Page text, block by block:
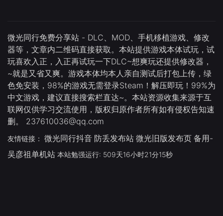
微光同行免费分享站 - DLC、MOD、手机移植游戏、修改
器等，文章内二维码直接获取。本站提供游戏本体试玩，试
玩喜欢入正，入正再试玩一下DLC~想爽玩还提供修改器，
~就是又省又爽。游戏本体均本人亲自测试后打包上传，绿
色免安装，98%的游戏无需登录Steam！解压即玩！99%为
中文游戏，建议直接搜索栏直达~。本站资源收集来源于互
联网仅供学习交流使用，版权归原作者所有如有侵权告知速
删。 237610036@qq.com
友情链接： 微光同行抖音 防丢发布站 微光旧版发布页 备用-
吴彦祖单机站 本站勉强运行: 509天16小时21分15秒